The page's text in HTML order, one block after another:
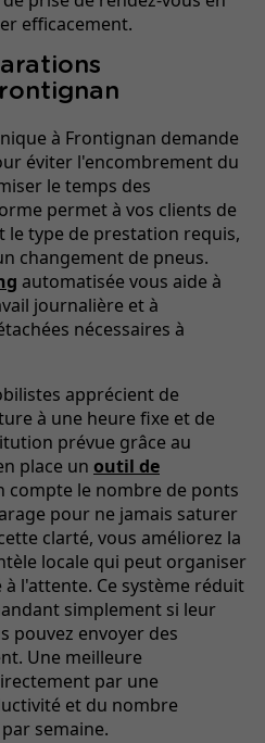
efficacement.
à Frontignan demande
éviter l'encombrement du
le temps des
permet à vos clients de
le type de prestation requis,
changement de pneus.
automatisée vous aide à
journalière et à
nécessaires à
apprécient de
à une heure fixe et de
prévue grâce au
place un outil de
compte le nombre de ponts
pour ne jamais saturer
clarté, vous améliorez la
locale qui peut organiser
l'attente. Ce système réduit
simplement si leur
pouvez envoyer des
Une meilleure
par une
et du nombre
semaine.